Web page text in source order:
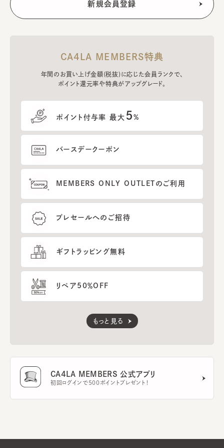
CA4LA MEMBERS特典
年間のお買い上げ金額(税抜)に応じた会員ランクで、
ポイント還元率や特典がアップグレード。
ポイント付与率 最大 5%
バースデークーポン
MEMBERS ONLY OUTLETのご利用
プレセールへのご招待
ギフトラッピング無料
リペア50％OFF
もっと見る
CA4LA MEMBERS 公式アプリ
初回ログインで500ポイントプレゼント！